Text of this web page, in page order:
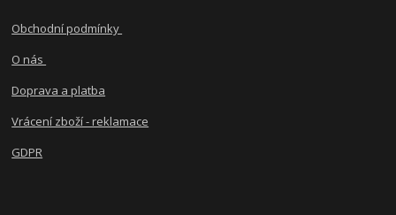
Obchodní podmínky
O nás
Doprava a platba
Vrácení zboží - reklamace
GDPR